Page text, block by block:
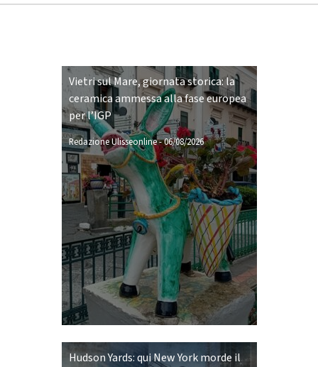
Vietri sul Mare, giornata storica: la
ceramica ammessa alla fase europea
per l’IGP
Redazione Ulisseonline-06/08/2026
Hudson Yards: qui New York morde il